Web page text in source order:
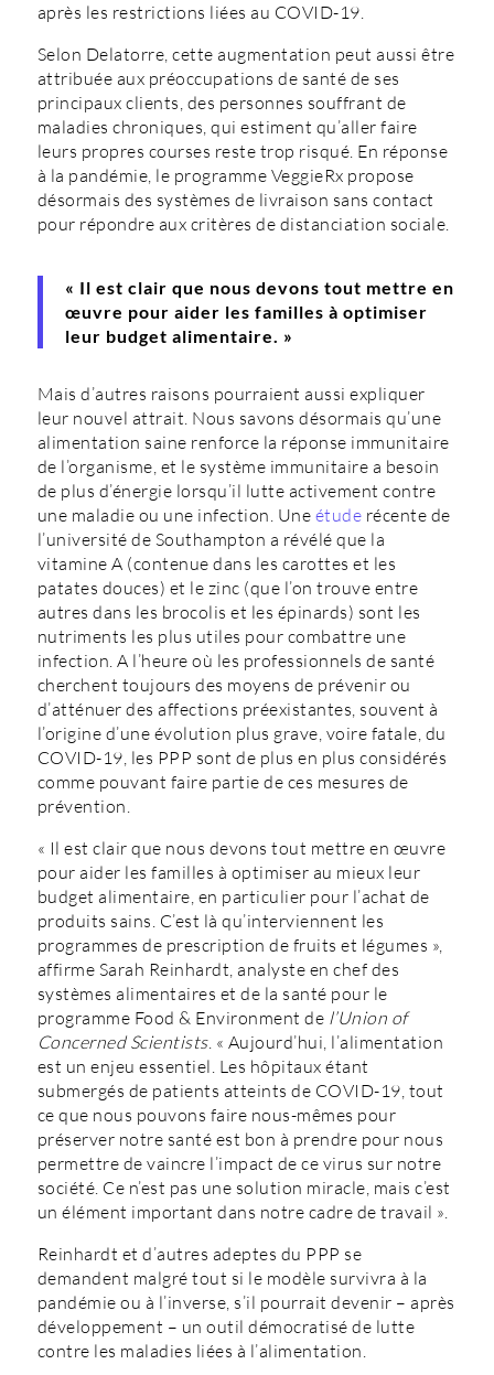
après les restrictions liées au COVID-19.
Selon Delatorre, cette augmentation peut aussi être
attribuée aux préoccupations de santé de ses
principaux clients, des personnes souffrant de
maladies chroniques, qui estiment qu’aller faire
leurs propres courses reste trop risqué. En réponse
à la pandémie, le programme VeggieRx propose
désormais des systèmes de livraison sans contact
pour répondre aux critères de distanciation sociale.
« Il est clair que nous devons tout mettre en
œuvre pour aider les familles à optimiser
leur budget alimentaire. »
Mais d’autres raisons pourraient aussi expliquer
leur nouvel attrait. Nous savons désormais qu’une
alimentation saine renforce la réponse immunitaire
de l’organisme, et le système immunitaire a besoin
de plus d’énergie lorsqu’il lutte activement contre
une maladie ou une infection. Une étude récente de
l’université de Southampton a révélé que la
vitamine A (contenue dans les carottes et les
patates douces) et le zinc (que l’on trouve entre
autres dans les brocolis et les épinards) sont les
nutriments les plus utiles pour combattre une
infection. A l’heure où les professionnels de santé
cherchent toujours des moyens de prévenir ou
d’atténuer des affections préexistantes, souvent à
l’origine d’une évolution plus grave, voire fatale, du
COVID-19, les PPP sont de plus en plus considérés
comme pouvant faire partie de ces mesures de
prévention.
« Il est clair que nous devons tout mettre en œuvre
pour aider les familles à optimiser au mieux leur
budget alimentaire, en particulier pour l’achat de
produits sains. C’est là qu’interviennent les
programmes de prescription de fruits et légumes »,
affirme Sarah Reinhardt, analyste en chef des
systèmes alimentaires et de la santé pour le
programme Food & Environment de l’Union of
Concerned Scientists. « Aujourd’hui, l’alimentation
est un enjeu essentiel. Les hôpitaux étant
submergés de patients atteints de COVID-19, tout
ce que nous pouvons faire nous-mêmes pour
préserver notre santé est bon à prendre pour nous
permettre de vaincre l’impact de ce virus sur notre
société. Ce n’est pas une solution miracle, mais c’est
un élément important dans notre cadre de travail ».
Reinhardt et d’autres adeptes du PPP se
demandent malgré tout si le modèle survivra à la
pandémie ou à l’inverse, s’il pourrait devenir – après
développement – un outil démocratisé de lutte
contre les maladies liées à l’alimentation.